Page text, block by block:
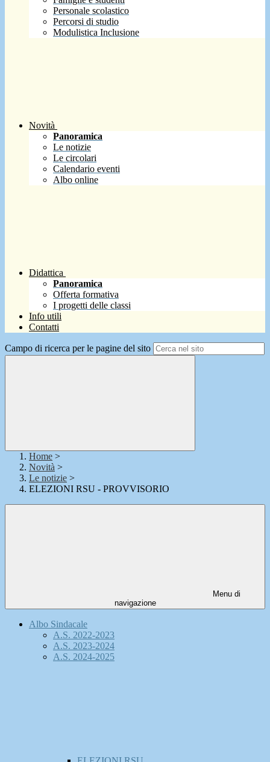
Personale scolastico
Percorsi di studio
Modulistica Inclusione
Novità
Panoramica
Le notizie
Le circolari
Calendario eventi
Albo online
Didattica
Panoramica
Offerta formativa
I progetti delle classi
Info utili
Contatti
Campo di ricerca per le pagine del sito
Home >
Novità >
Le notizie >
ELEZIONI RSU - PROVVISORIO
Menu di
navigazione
Albo Sindacale
A.S. 2022-2023
A.S. 2023-2024
A.S. 2024-2025